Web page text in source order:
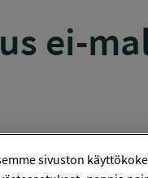
ei-
sivuston